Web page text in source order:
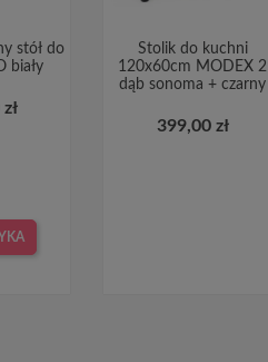
stół do
biały
Stolik do kuchni
120x60cm MODEX 2
dąb sonoma + czarny
399,00 zł